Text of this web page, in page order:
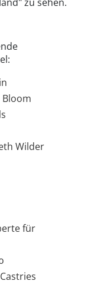
Bloom
Wilder
für